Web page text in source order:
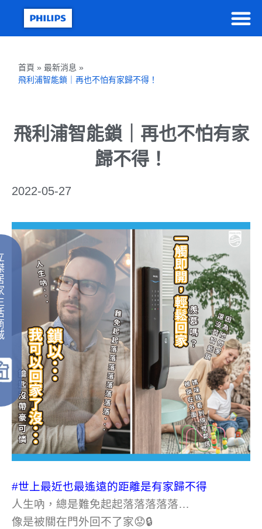
首頁 » 最新消息 »
飛利浦智能鎖｜再也不怕有家歸不得！
飛利浦智能鎖｜再也不怕有家
歸不得！
2022-05-27
#世上最近也最遙遠的距離是有家歸不得
人生吶，總是難免起起落落落落落…
像是被關在門外回不了家😟🔒